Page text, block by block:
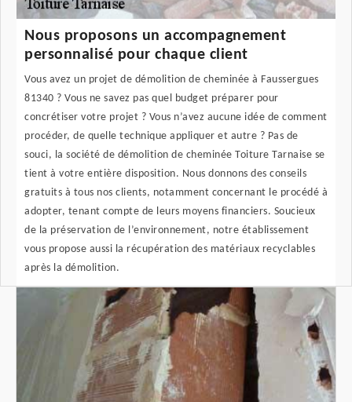
Nous proposons un accompagnement
personnalisé pour chaque client
Vous avez un projet de démolition de cheminée à Faussergues
81340 ? Vous ne savez pas quel budget préparer pour
concrétiser votre projet ? Vous n’avez aucune idée de comment
procéder, de quelle technique appliquer et autre ? Pas de
souci, la société de démolition de cheminée Toiture Tarnaise se
tient à votre entière disposition. Nous donnons des conseils
gratuits à tous nos clients, notamment concernant le procédé à
adopter, tenant compte de leurs moyens financiers. Soucieux
de la préservation de l’environnement, notre établissement
vous propose aussi la récupération des matériaux recyclables
après la démolition.